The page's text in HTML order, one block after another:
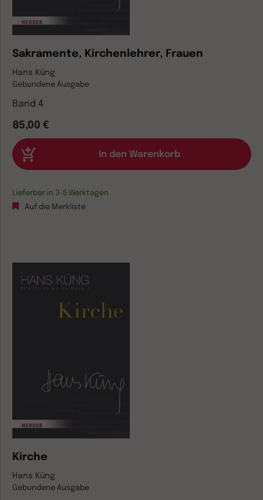
Sakramente, Kirchenlehrer, Frauen
Hans Küng
Gebundene Ausgabe
Band 4
85,00 €
Lieferbar in 3-5 Werktagen
Auf die Merkliste
Kirche
Hans Küng
Gebundene Ausgabe